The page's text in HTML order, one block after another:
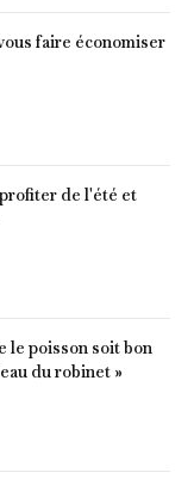
faire économiser
de l'été et
le poisson soit bon
du robinet »